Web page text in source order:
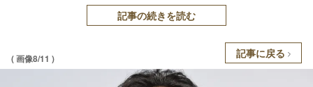
記事の続きを読む
( 画像8/11 ) 記事に戻る